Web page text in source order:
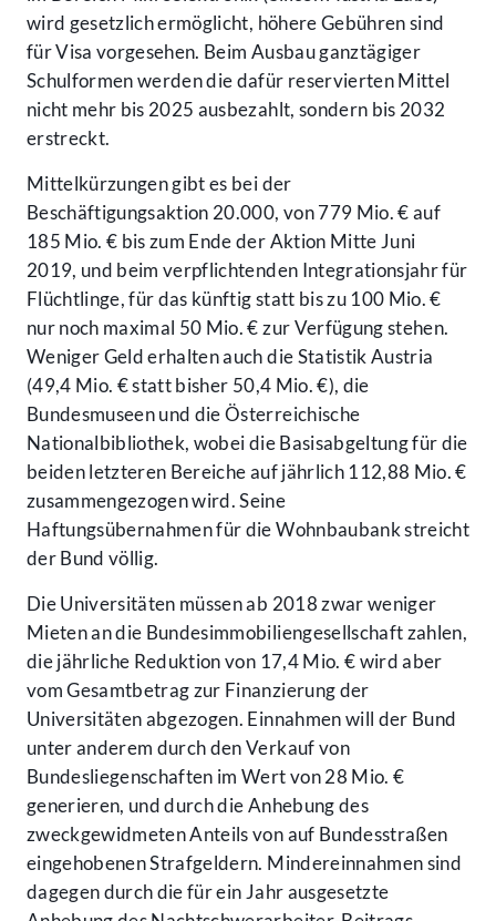
wird gesetzlich ermöglicht, höhere Gebühren sind
für Visa vorgesehen. Beim Ausbau ganztägiger
Schulformen werden die dafür reservierten Mittel
nicht mehr bis 2025 ausbezahlt, sondern bis 2032
erstreckt.
Mittelkürzungen gibt es bei der
Beschäftigungsaktion 20.000, von 779 Mio. € auf
185 Mio. € bis zum Ende der Aktion Mitte Juni
2019, und beim verpflichtenden Integrationsjahr für
Flüchtlinge, für das künftig statt bis zu 100 Mio. €
nur noch maximal 50 Mio. € zur Verfügung stehen.
Weniger Geld erhalten auch die Statistik Austria
(49,4 Mio. € statt bisher 50,4 Mio. €), die
Bundesmuseen und die Österreichische
Nationalbibliothek, wobei die Basisabgeltung für die
beiden letzteren Bereiche auf jährlich 112,88 Mio. €
zusammengezogen wird. Seine
Haftungsübernahmen für die Wohnbaubank streicht
der Bund völlig.
Die Universitäten müssen ab 2018 zwar weniger
Mieten an die Bundesimmobiliengesellschaft zahlen,
die jährliche Reduktion von 17,4 Mio. € wird aber
vom Gesamtbetrag zur Finanzierung der
Universitäten abgezogen. Einnahmen will der Bund
unter anderem durch den Verkauf von
Bundesliegenschaften im Wert von 28 Mio. €
generieren, und durch die Anhebung des
zweckgewidmeten Anteils von auf Bundesstraßen
eingehobenen Strafgeldern. Mindereinnahmen sind
dagegen durch die für ein Jahr ausgesetzte